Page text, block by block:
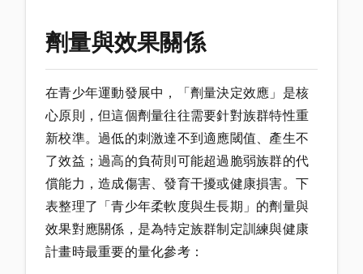
劑量與效果關係
在青少年運動發展中，「劑量決定效應」是核
心原則，但這個劑量往往需要針對族群特性重
新校準。過低的刺激達不到適應閾值、產生不
了效益；過高的負荷則可能超過脆弱族群的代
償能力，造成傷害、發育干擾或健康損害。下
表整理了「青少年柔軟度與生長期」的劑量與
效果對應關係，是為特定族群制定訓練與健康
計畫時最重要的量化參考：